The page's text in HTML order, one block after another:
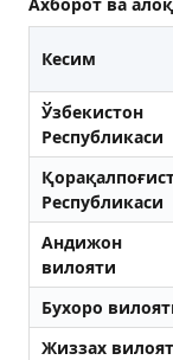
Кесим
Ўзбекистон
Республикаси
Республикаси
Aндижон
вилояти
Бухоро
Жиззах